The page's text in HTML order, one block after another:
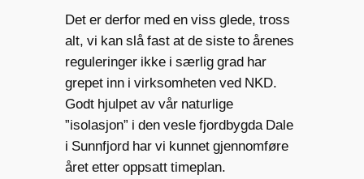
Det er derfor med en viss glede, tross
alt, vi kan slå fast at de siste to årenes
reguleringer ikke i særlig grad har
grepet inn i virksomheten ved NKD.
Godt hjulpet av vår naturlige
”isolasjon” i den vesle fjordbygda Dale
i Sunnfjord har vi kunnet gjennomføre
året etter oppsatt timeplan.